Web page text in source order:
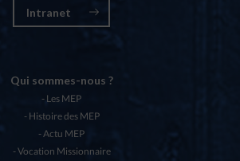
Intranet
Qui sommes-nous ?
Les MEP
Histoire des MEP
Actu MEP
Vocation Missionnaire